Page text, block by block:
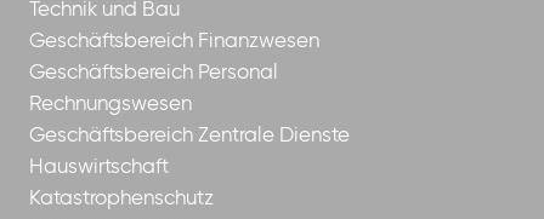
Technik und Bau
Geschäftsbereich Finanzwesen
Geschäftsbereich Personal
Rechnungswesen
Geschäftsbereich Zentrale Dienste
Hauswirtschaft
Katastrophenschutz